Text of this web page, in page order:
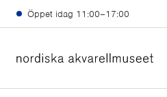
Hoppa till huvudinnehåll
Öppet idag 11:00–17:00